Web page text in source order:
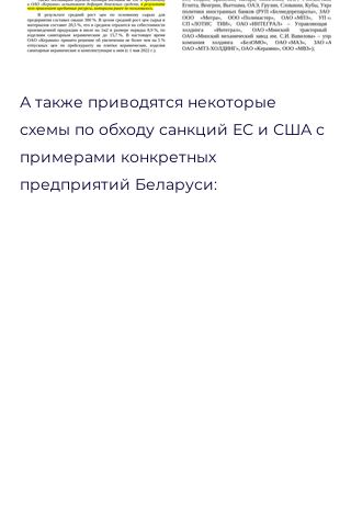
А также приводятся некоторые
схемы по обходу санкций ЕС и США с
примерами конкретных
предприятий Беларуси: